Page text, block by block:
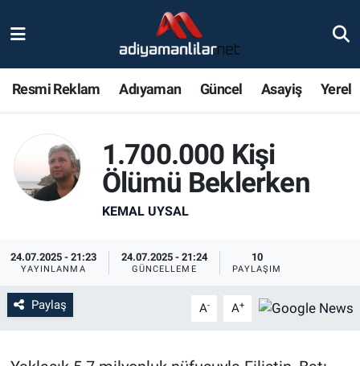
Resmi Reklam Adıyaman Güncel Asayiş Yerel
1.700.000 Kişi
Ölümü Beklerken
KEMAL UYSAL
24.07.2025 - 21:23
YAYINLANMA
24.07.2025 - 21:24
GÜNCELLEME
10
PAYLAŞIM
Paylaş A- A+
Röportajlar
Magazin
Gündem
Asayiş
Nöbetçi Eczaneler
Adiyaman Namaz Vakitleri
Trafik Durumu
Tüm Manşetler
Son Dakika Haberleri